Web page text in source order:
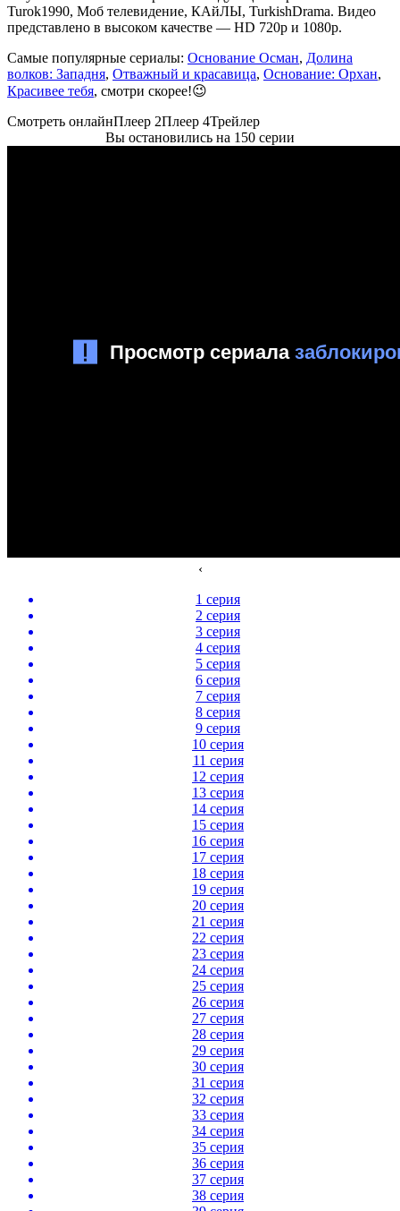
Turok1990, Моб телевидение, КАйЛЫ, TurkishDrama. Видео
представлено в высоком качестве — HD 720p и 1080p.
Самые популярные сериалы: Основание Осман, Долина
волков: Западня, Отважный и красавица, Основание: Орхан,
Красивее тебя, смотри скорее!😉
Смотреть онлайнПлеер 2Плеер 4Трейлер
Вы остановились на 150 серии
‹
1 серия
2 серия
3 серия
4 серия
5 серия
6 серия
7 серия
8 серия
9 серия
10 серия
11 серия
12 серия
13 серия
14 серия
15 серия
16 серия
17 серия
18 серия
19 серия
20 серия
21 серия
22 серия
23 серия
24 серия
25 серия
26 серия
27 серия
28 серия
29 серия
30 серия
31 серия
32 серия
33 серия
34 серия
35 серия
36 серия
37 серия
38 серия